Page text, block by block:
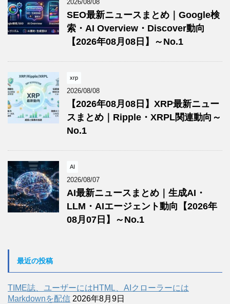
2026/08/08
SEO最新ニュースまとめ｜Google検
索・AI Overview・Discover動向
【2026年08月08日】～No.1
xrp
2026/08/08
【2026年08月08日】XRP最新ニュー
スまとめ｜Ripple・XRPL関連動向～
No.1
AI
2026/08/07
AI最新ニュースまとめ｜生成AI・
LLM・AIエージェント動向【2026年
08月07日】～No.1
最近の投稿
TIME誌、ユーザーにはHTML、AIクローラーには
Markdownを配信 2026年8月9日